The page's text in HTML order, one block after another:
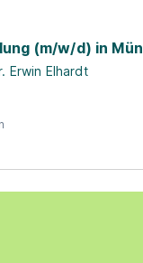
(m/w/d) in
Erwin Elhardt